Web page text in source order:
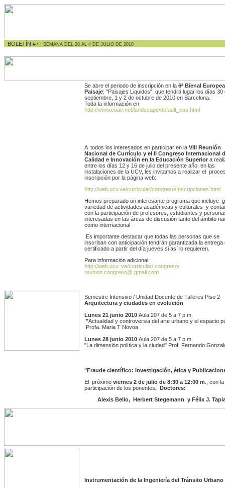
BOLETÍN #7 | SEMANA DEL 28 AL 4 DE JULIO DE 2010
Se abre el periodo de inscripción en la 6ª Bienal
Paisaje: "Paisajes Liquidos", que tendrá lugar los días 30
septiembre, 1 y 2 de octubre de 2010 en Barcelona.
Toda la información en
http://www.coac.net/landscape/default_cas.html
A todos los interesados en participar en la VIII Reunión
Nacional de Currículo y el II Congreso Internacional
Calidad e Innovación en la Educación Superior a
entre los días 12 y 16 de julio del presente año, en las
instalaciones de la UCV, les invitamos a realizar el
inscripción por la página web:
http://web.ucv.ve/curricular/congreso/Inscripciones.html
Hemos preparado un interesante programa que incluye
variedad de actividades académicas y culturales y
con la participación de profesores, estudiantes y
interesadas en las áreas de discusión tanto del ámbito
como internacional
Es importante destacar que todas las personas que se
inscriban con anticipación tendrán garantizada la entrega
certificado a partir del día jueves si así lo requieren.
Para información adicional:
http://web.ucv. ve/curricular/ congreso/
reunion.congreso@ gmail.com
Semestre Intensivo / Unidad Docente de Talleres Piso 2
Arquitectura y ciudades en evolución
Lunes 21 junio 2010 Aula 207 de 5 a 7 p.m.
"Actualidad y controversia del arte urbano y el espacio
Profa. Maria T Novoa
Lunes 28 junio 2010 Aula 207 de 5 a 7 p.m.
"La dimensión política y la ciudad" Prof. Fernando
"Fraude científico: Investigación, ética y
El próximo viernes 2 de julio de 8:30 a 12:00 m ., con la
participación de los ponentes, Doctores:
Alexis Bello, Herbert Stegemann y Félix J.
Instrumentación de la Ingeniería del Tránsito Urbano